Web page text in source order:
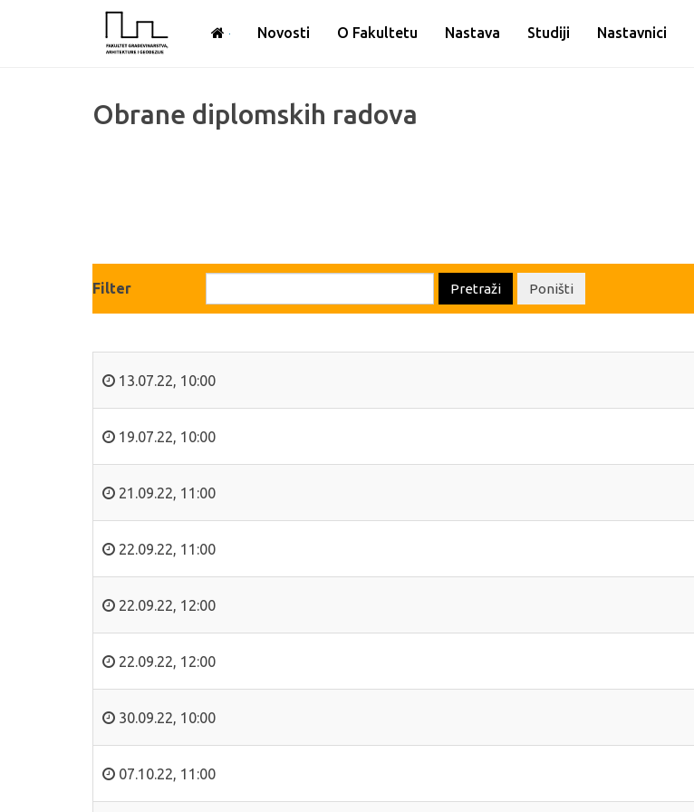
Novosti O Fakultetu Nastava Studiji Nastavnici
Obrane diplomskih radova
Filter Pretraži Poništi
13.07.22 10:00
19.07.22 10:00
21.09.22 11:00
22.09.22 11:00
22.09.22 12:00
22.09.22 12:00
30.09.22 10:00
07.10.22 11:00